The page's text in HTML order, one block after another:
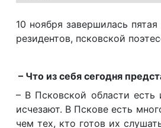
10 ноября завершилась
резидентов, псковской
– Что из себя сегодня
– В Псковской области
исчезают. В Пскове есть
чем тех, кто готов их